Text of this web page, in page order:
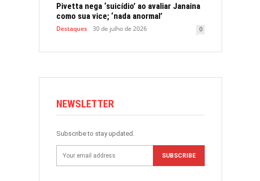
Pivetta nega ‘suicídio’ ao avaliar Janaina
como sua vice; ‘nada anormal’
Destaques 30 de julho de 2026 0
NEWSLETTER
Subscribe to stay updated.
SUBSCRIBE